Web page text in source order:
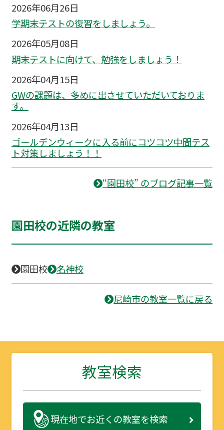
2026年06月26日
学期末テストの復習をしましょう。
2026年05月08日
期末テストに向けて、勉強をしましょう！
2026年04月15日
GWの課題は、多めに出させていただいておりま
す。
2026年04月13日
ゴールデンウィークに入る前にコツコツ中間テス
ト対策しましょう！！
“園田校” のブログ記事一覧
園田校の近隣の教室
園田校 名神校
尼崎市の教室一覧に戻る
教室検索
現在地でお近くの教室を検索